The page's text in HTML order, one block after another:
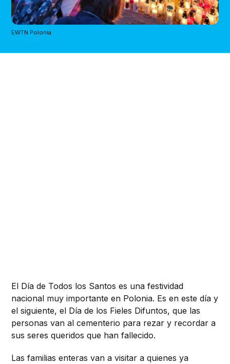
EWTN Polonia
El Día de Todos los Santos es una festividad
nacional muy importante en Polonia. Es en este día y
el siguiente, el Día de los Fieles Difuntos, que las
personas van al cementerio para rezar y recordar a
sus seres queridos que han fallecido.
Las familias enteras van a visitar a quienes ya